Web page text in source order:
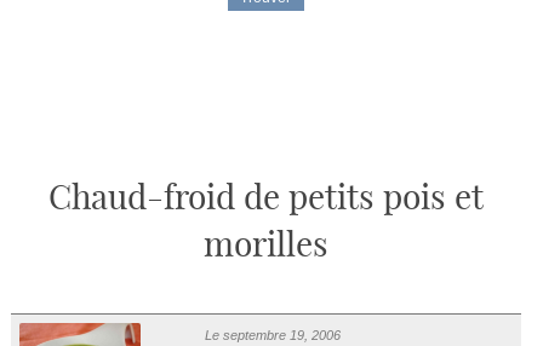
Chaud-froid de petits pois et
morilles
Le septembre 19, 2006